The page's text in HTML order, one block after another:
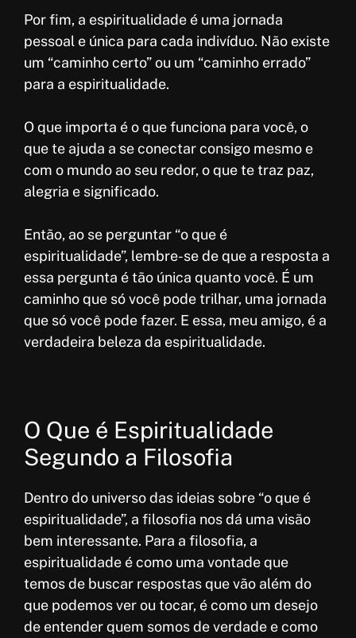
Por fim, a espiritualidade é uma jornada
pessoal e única para cada indivíduo. Não existe
um “caminho certo” ou um “caminho errado”
para a espiritualidade.
O que importa é o que funciona para você, o
que te ajuda a se conectar consigo mesmo e
com o mundo ao seu redor, o que te traz paz,
alegria e significado.
Então, ao se perguntar “o que é
espiritualidade”, lembre-se de que a resposta a
essa pergunta é tão única quanto você. É um
caminho que só você pode trilhar, uma jornada
que só você pode fazer. E essa, meu amigo, é a
verdadeira beleza da espiritualidade.
O Que é Espiritualidade
Segundo a Filosofia
Dentro do universo das ideias sobre “o que é
espiritualidade”, a filosofia nos dá uma visão
bem interessante. Para a filosofia, a
espiritualidade é como uma vontade que
temos de buscar respostas que vão além do
que podemos ver ou tocar, é como um desejo
de entender quem somos de verdade e como